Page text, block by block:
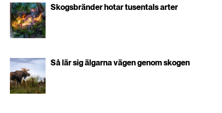
Skogsbränder hotar tusentals arter
Så lär sig älgarna vägen genom skogen